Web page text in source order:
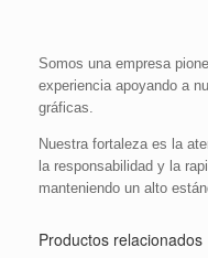
Somos una empresa
experiencia apoyando a
gráficas.
Nuestra fortaleza es la
la responsabilidad y la
manteniendo un alto
Productos relacionados